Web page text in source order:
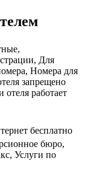
Для
Номера для
запрещено
отеля работает
бесплатно
бюро,
Услуги по